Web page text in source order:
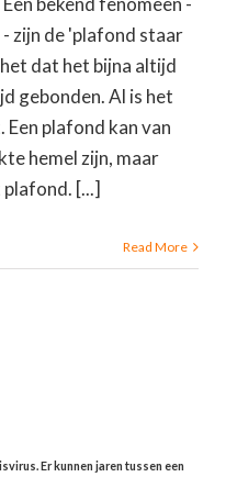
zijn de 'plafond staar
dat het bijna altijd
gebonden. Al is het
plafond kan van
hemel zijn, maar
plafond. [...]
Read More
Er kunnen jaren tussen een